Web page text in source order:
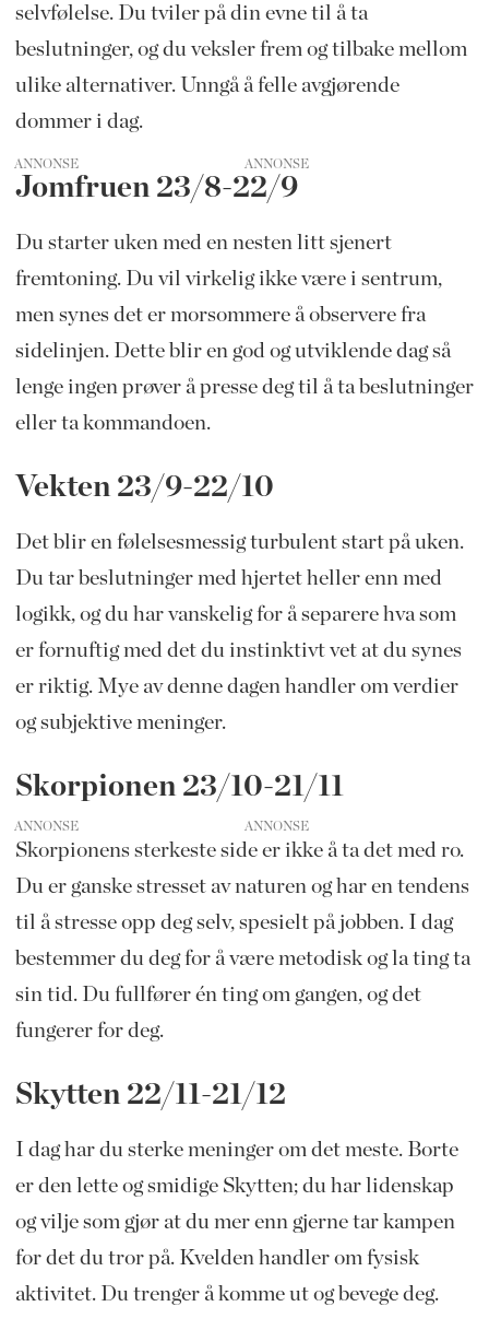
selvfølelse. Du tviler på din evne til å ta
beslutninger, og du veksler frem og tilbake mellom
ulike alternativer. Unngå å felle avgjørende
dommer i dag.
ANNONSE
Jomfruen 23/8-22/9
Du starter uken med en nesten litt sjenert
fremtoning. Du vil virkelig ikke være i sentrum,
men synes det er morsommere å observere fra
sidelinjen. Dette blir en god og utviklende dag så
lenge ingen prøver å presse deg til å ta beslutninger
eller ta kommandoen.
Vekten 23/9-22/10
Det blir en følelsesmessig turbulent start på uken.
Du tar beslutninger med hjertet heller enn med
logikk, og du har vanskelig for å separere hva som
er fornuftig med det du instinktivt vet at du synes
er riktig. Mye av denne dagen handler om verdier
og subjektive meninger.
Skorpionen 23/10-21/11
ANNONSE
Skorpionens sterkeste side er ikke å ta det med ro.
Du er ganske stresset av naturen og har en tendens
til å stresse opp deg selv, spesielt på jobben. I dag
bestemmer du deg for å være metodisk og la ting ta
sin tid. Du fullfører én ting om gangen, og det
fungerer for deg.
Skytten 22/11-21/12
I dag har du sterke meninger om det meste. Borte
er den lette og smidige Skytten; du har lidenskap
og vilje som gjør at du mer enn gjerne tar kampen
for det du tror på. Kvelden handler om fysisk
aktivitet. Du trenger å komme ut og bevege deg.